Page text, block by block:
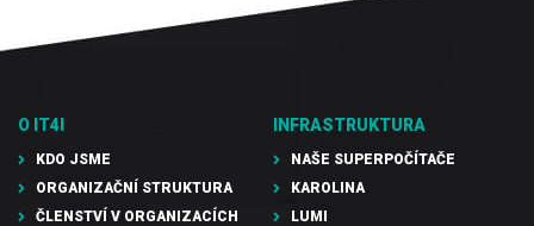
O IT4I
KDO JSME
ORGANIZAČNÍ STRUKTURA
ČLENSTVÍ V ORGANIZACÍCH
INFRASTRUKTURA
NAŠE SUPERPOČÍTAČE
KAROLINA
LUMI